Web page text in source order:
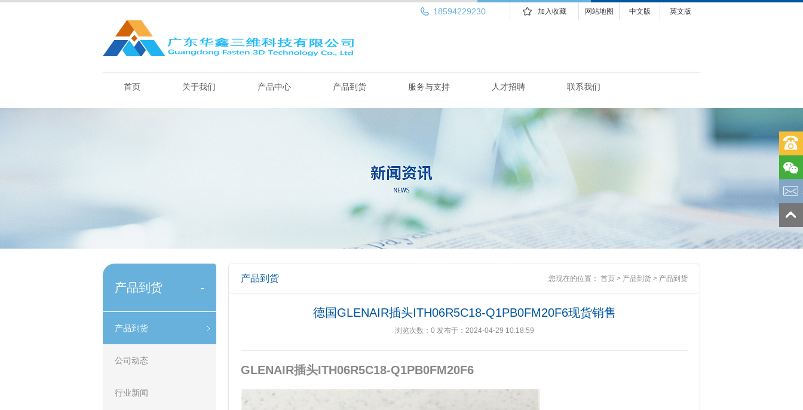
英文版
中文版
网站地图
加入收藏
18594229230
首页 关于我们 产品中心 产品到货 服务与支持 人才招聘 联系我们
产品到货 -
产品到货
公司动态
行业新闻
产品到货 您现在的位置： 首页 > 产品到货 > 产品到货
德国GLENAIR插头ITH06R5C18-Q1PB0FM20F6现货销售
浏览次数： 0 发布于：2024-04-29 10:18:59
GLENAIR插头ITH06R5C18-Q1PB0FM20F6